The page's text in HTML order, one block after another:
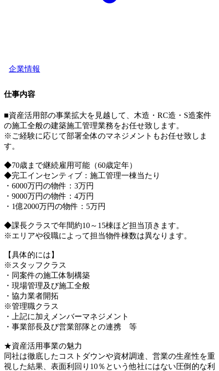
企業情報
仕事内容
■資産活用部の事業拡大を見越して、木造・RC造・S造案件
の施工全般の建築施工管理業務をお任せ致します。
※ご経験に応じて部署全体のマネジメントもお任せ致しま
す。
◆70歳まで継続雇用可能（60歳定年）
◆完工インセンティブ：施工管理一棟当たり
・6000万円の物件：3万円
・9000万円の物件：4万円
・1億2000万円の物件：5万円
◆課長クラスで年間約10～15棟ほど担当頂きます。
※エリアや役職によって担当物件棟数は異なります。
【具体的には】
※スタッフクラス
・同案件の施工体制構築
・現場管理及び施工全般
・協力業者開拓
※管理職クラス
・上記に加えメンバーマネジメント
・事業部長及び営業部隊との連携 等
★資産活用事業の魅力
同社は徹底したコストダウンや資材調達、営業の生産性を重
視した結果、表面利回り10％という他社にはない圧倒的な利